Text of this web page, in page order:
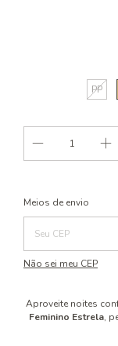
PP
Entregas para o CEP:
Meios de envio
Não sei meu CEP
Aproveite noites
Feminino Estrela,